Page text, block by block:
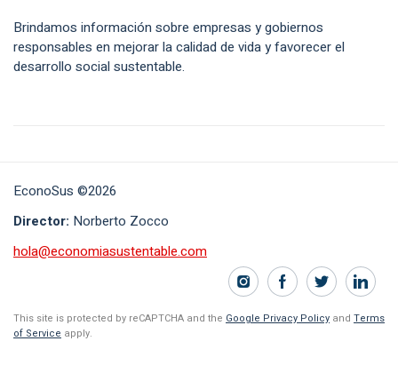
Brindamos información sobre empresas y gobiernos
responsables en mejorar la calidad de vida y favorecer el
desarrollo social sustentable.
EconoSus ©2026
Director: Norberto Zocco
hola@economiasustentable.com
This site is protected by reCAPTCHA and the Google Privacy Policy and Terms
of Service apply.